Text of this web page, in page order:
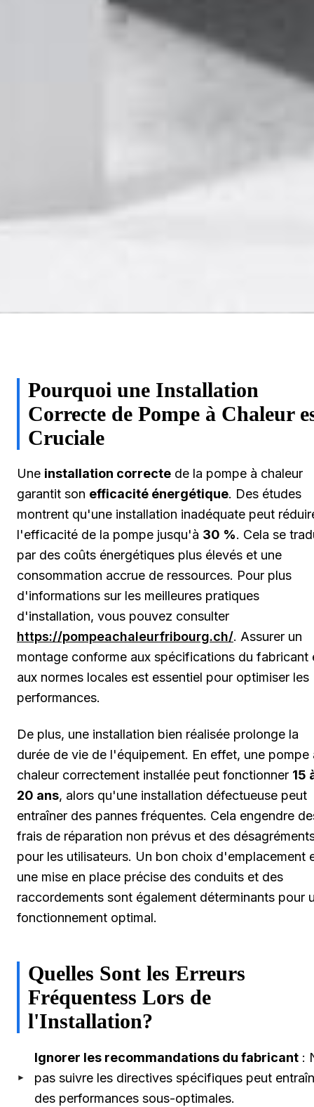
Pourquoi une Installation
Correcte de Pompe à Chaleur
Cruciale
Une installation correcte de la pompe à chaleur
garantit son efficacité énergétique. Des études
montrent qu'une installation inadéquate peut
l'efficacité de la pompe jusqu'à 30 %. Cela se
par des coûts énergétiques plus élevés et une
consommation accrue de ressources. Pour plus
d'informations sur les meilleures pratiques
d'installation, vous pouvez consulter
https://pompeachaleurfribourg.ch/. Assurer un
montage conforme aux spécifications du fabricant
aux normes locales est essentiel pour optimiser les
performances.
De plus, une installation bien réalisée prolonge la
durée de vie de l'équipement. En effet, une pompe
chaleur correctement installée peut fonctionner 15
20 ans, alors qu'une installation défectueuse peut
entraîner des pannes fréquentes. Cela engendre
frais de réparation non prévus et des
pour les utilisateurs. Un bon choix d'emplacement
une mise en place précise des conduits et des
raccordements sont également déterminants pour
fonctionnement optimal.
Quelles Sont les Erreurs
Fréquentess Lors de
l'Installation?
Ignorer les recommandations du fabricant :
pas suivre les directives spécifiques peut
des performances sous-optimales.